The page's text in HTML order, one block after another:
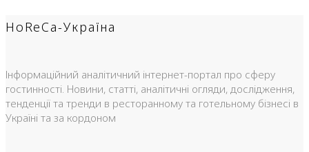
HoReCa-Україна
Інформаційний аналітичний інтернет-портал про сферу
гостинності. Новини, статті, аналітичні огляди, дослідження,
тенденції та тренди в ресторанному та готельному бізнесі в
Україні та за кордоном